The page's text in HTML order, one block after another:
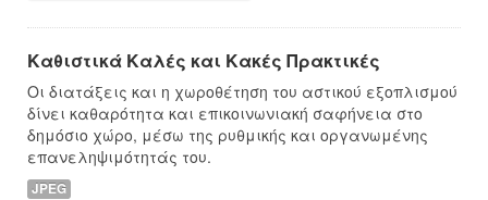
Καθιστικά Καλές και Κακές Πρακτικές
Οι διατάξεις και η χωροθέτηση του αστικού εξοπλισμού
δίνει καθαρότητα και επικοινωνιακή σαφήνεια στο
δημόσιο χώρο, μέσω της ρυθμικής και οργανωμένης
επανεληψιμότητάς του.
JPEG